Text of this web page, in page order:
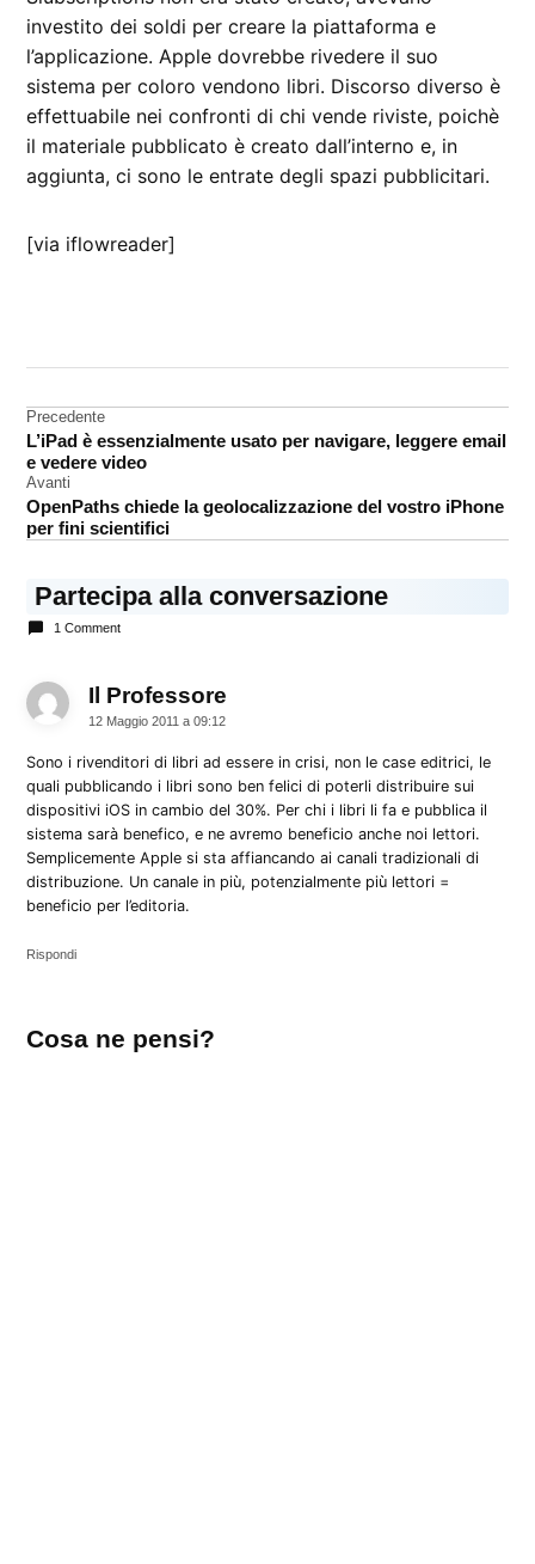
investito dei soldi per creare la piattaforma e
l’applicazione. Apple dovrebbe rivedere il suo
sistema per coloro vendono libri. Discorso diverso è
effettuabile nei confronti di chi vende riviste, poichè
il materiale pubblicato è creato dall’interno e, in
aggiunta, ci sono le entrate degli spazi pubblicitari.
[via iflowreader]
libri
Navigazione
articoli
Precedente
L’iPad è essenzialmente usato per navigare, leggere email
e vedere video
Avanti
OpenPaths chiede la geolocalizzazione del vostro iPhone
per fini scientifici
Partecipa alla conversazione
1 Comment
Il Professore
12 Maggio 2011 a 09:12
Sono i rivenditori di libri ad essere in crisi, non le case editrici, le
quali pubblicando i libri sono ben felici di poterli distribuire sui
dispositivi iOS in cambio del 30%. Per chi i libri li fa e pubblica il
sistema sarà benefico, e ne avremo beneficio anche noi lettori.
Semplicemente Apple si sta affiancando ai canali tradizionali di
distribuzione. Un canale in più, potenzialmente più lettori =
beneficio per l’editoria.
Rispondi
un
Cosa ne pensi?